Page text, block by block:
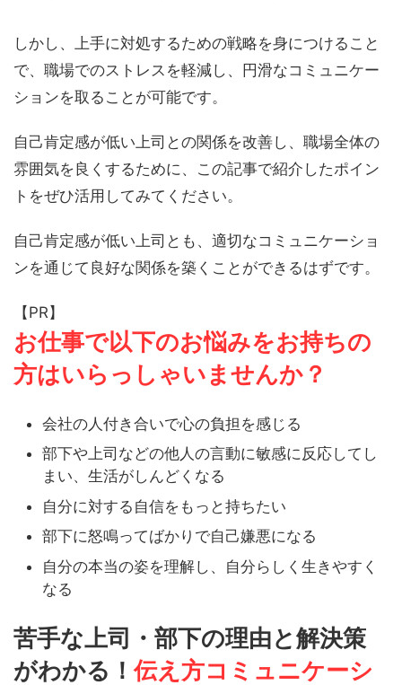
しかし、上手に対処するための戦略を身につけること
で、職場でのストレスを軽減し、円滑なコミュニケー
ションを取ることが可能です。
自己肯定感が低い上司との関係を改善し、職場全体の
雰囲気を良くするために、この記事で紹介したポイン
トをぜひ活用してみてください。
自己肯定感が低い上司とも、適切なコミュニケーショ
ンを通じて良好な関係を築くことができるはずです。
【PR】
お仕事で以下のお悩みをお持ちの
方はいらっしゃいませんか？
会社の人付き合いで心の負担を感じる
部下や上司などの他人の言動に敏感に反応してし
まい、生活がしんどくなる
自分に対する自信をもっと持ちたい
部下に怒鳴ってばかりで自己嫌悪になる
自分の本当の姿を理解し、自分らしく生きやすく
なる
苦手な上司・部下の理由と解決策
がわかる！伝え方コミュニケーシ